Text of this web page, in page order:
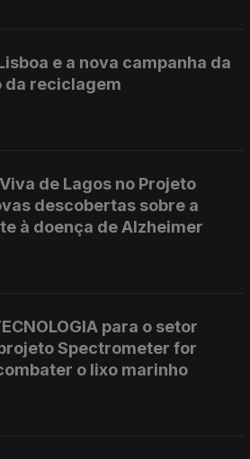
e a nova campanha da
da reciclagem
de Lagos no Projeto
descobertas sobre a
à doença de Alzheimer
para o setor
Spectrometer for
o lixo marinho